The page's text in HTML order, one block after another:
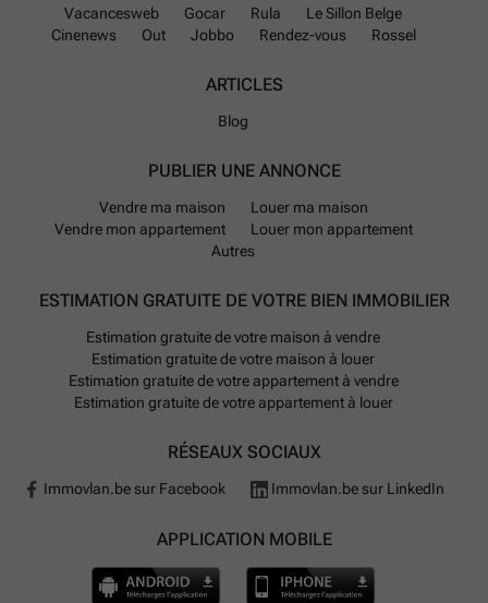
Vacancesweb Gocar Rula
Le Sillon Belge
Cinenews
Out Jobbo Rendez-vous Rossel
ARTICLES
Blog
PUBLIER UNE ANNONCE
Vendre ma maison
Louer ma maison
Vendre mon appartement
Louer mon appartement
Autres
ESTIMATION GRATUITE DE VOTRE BIEN IMMOBILIER
Estimation gratuite de votre maison à vendre
Estimation gratuite de votre maison à louer
Estimation gratuite de votre appartement à vendre
Estimation gratuite de votre appartement à louer
RÉSEAUX SOCIAUX
Immovlan.be sur Facebook Immovlan.be sur LinkedIn
APPLICATION MOBILE